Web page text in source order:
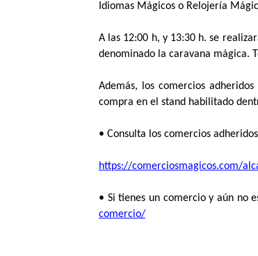
Idiomas Mágicos o Relojería
A las 12:00 h, y 13:30 h. se
denominado la caravana mágica.
Además, los comercios
compra en el stand habilitado
• Consulta los comercios
https://comerciosmagicos.com/
• Si tienes un comercio y aún no
comercio/